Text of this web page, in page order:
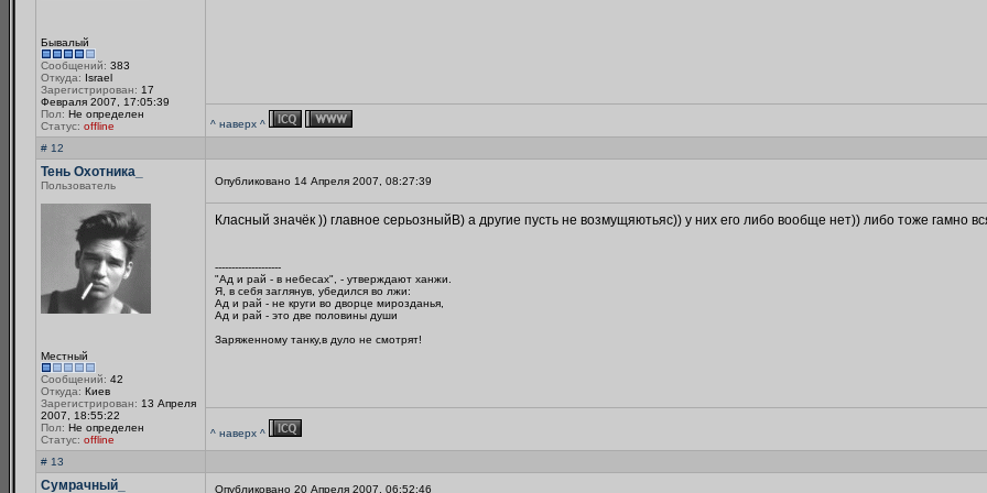
Бывалый
Сообщений: 383
Откуда: Israel
Зарегистрирован: 17
Февраля 2007, 17:05:39
Пол: Не определен
Статус: offline
^ наверх ^
# 12
Тень Охотника_
Пользователь
Местный
Сообщений: 42
Откуда: Киев
Зарегистрирован: 13 Апреля
2007, 18:55:22
Пол: Не определен
Статус: offline
Опубликовано 14 Апреля 2007, 08:27:39
Класный значёк )) главное серьозныйB) а другие пусть не возмущяютьяс)) у них его либо вообще нет)) либо тоже гамно
--------------------
"Ад и рай - в небесах", - утверждают ханжи.
Я, в себя заглянув, убедился во лжи:
Ад и рай - не круги во дворце мирозданья,
Ад и рай - это две половины души
Заряженному танку,в дуло не смотрят!
^ наверх ^
# 13
Сумрачный_ Опубликовано 20 Апреля 2007, 06:52:46